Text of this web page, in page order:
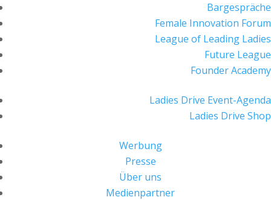
Bargespräche
Female Innovation Forum
League of Leading Ladies
Future League
Founder Academy
Ladies Drive Event-Agenda
Ladies Drive Shop
Werbung
Presse
Über uns
Medienpartner